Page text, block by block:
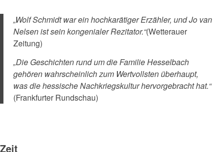
„Wolf Schmidt war ein hochkarätiger Erzähler, und Jo van
Nelsen ist sein kongenialer Rezitator.“(Wetterauer
Zeitung)
„Die Geschichten rund um die Familie Hesselbach
gehören wahrscheinlich zum Wertvollsten überhaupt,
was die hessische Nachkriegskultur hervorgebracht hat.“
(Frankfurter Rundschau)
Zeit